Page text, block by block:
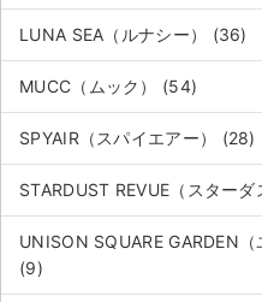
サイト情報
LUNA SEA（ルナシー） (36)
MUCC（ムック） (54)
SPYAIR（スパイエアー） (28)
STARDUST REVUE（スター
UNISON SQUARE GARDEN（
(9)